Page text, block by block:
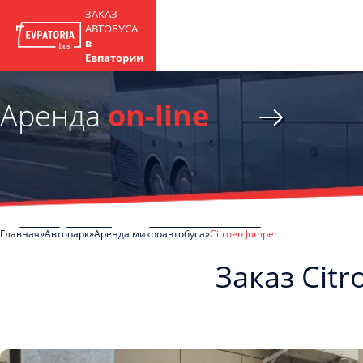
ЗАКАЗ
АВТОБУСА
в
Евпатории
Арендаon-line
Главная Автопарк Аренда микроавтобуса Citroen Jumper
Заказ